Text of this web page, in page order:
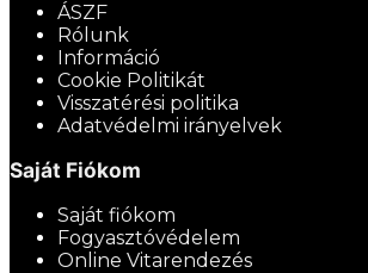
ÁSZF
Rólunk
Információ
Cookie Politikát
Visszatérési politika
Adatvédelmi irányelvek
Saját Fiókom
Saját fiókom
Fogyasztóvédelem
Online Vitarendezés